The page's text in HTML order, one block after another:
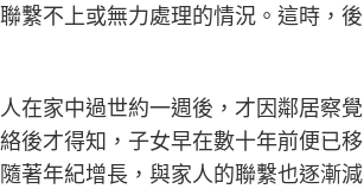
繫不上或無力處理的情況。這時，後
在家中過世約一週後，才因鄰居察覺
後才得知，子女早在數十年前便已移
著年紀增長，與家人的聯繫也逐漸減